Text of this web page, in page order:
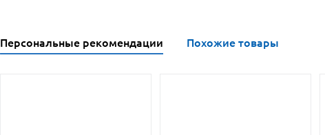
Персональные рекомендации Похожие товары